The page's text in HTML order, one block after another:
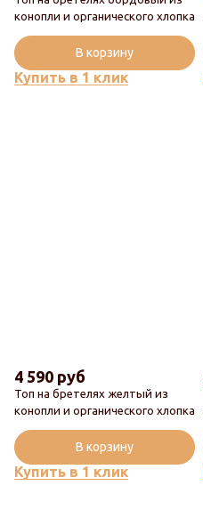
конопли и органического хлопка
Купить в 1 клик
В корзину
Топ на бретелях желтый из
конопли и органического хлопка
4 590 руб
Купить в 1 клик
В корзину